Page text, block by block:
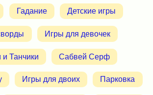
Гадание Детские игры
Игры для девочек
и Танчики Сабвей Серф
Игры для двоих Парковка